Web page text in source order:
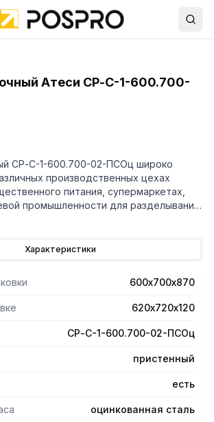
Атеси СР-С-1-600.700-
СР-С-1-600.700-02-ПСОц широко
производственных цехах
питания, супермаркетах,
промышленности для разделывания
продуктов, а также в качестве
при сборке, эксплуатации и
стола.
заварены и зашлифованы, что
безопасность и облегчает
Характеристики
600х700х870
620х720х120
СР-С-1-600.700-02-ПСОц
пристенный
есть
оцинкованная сталь